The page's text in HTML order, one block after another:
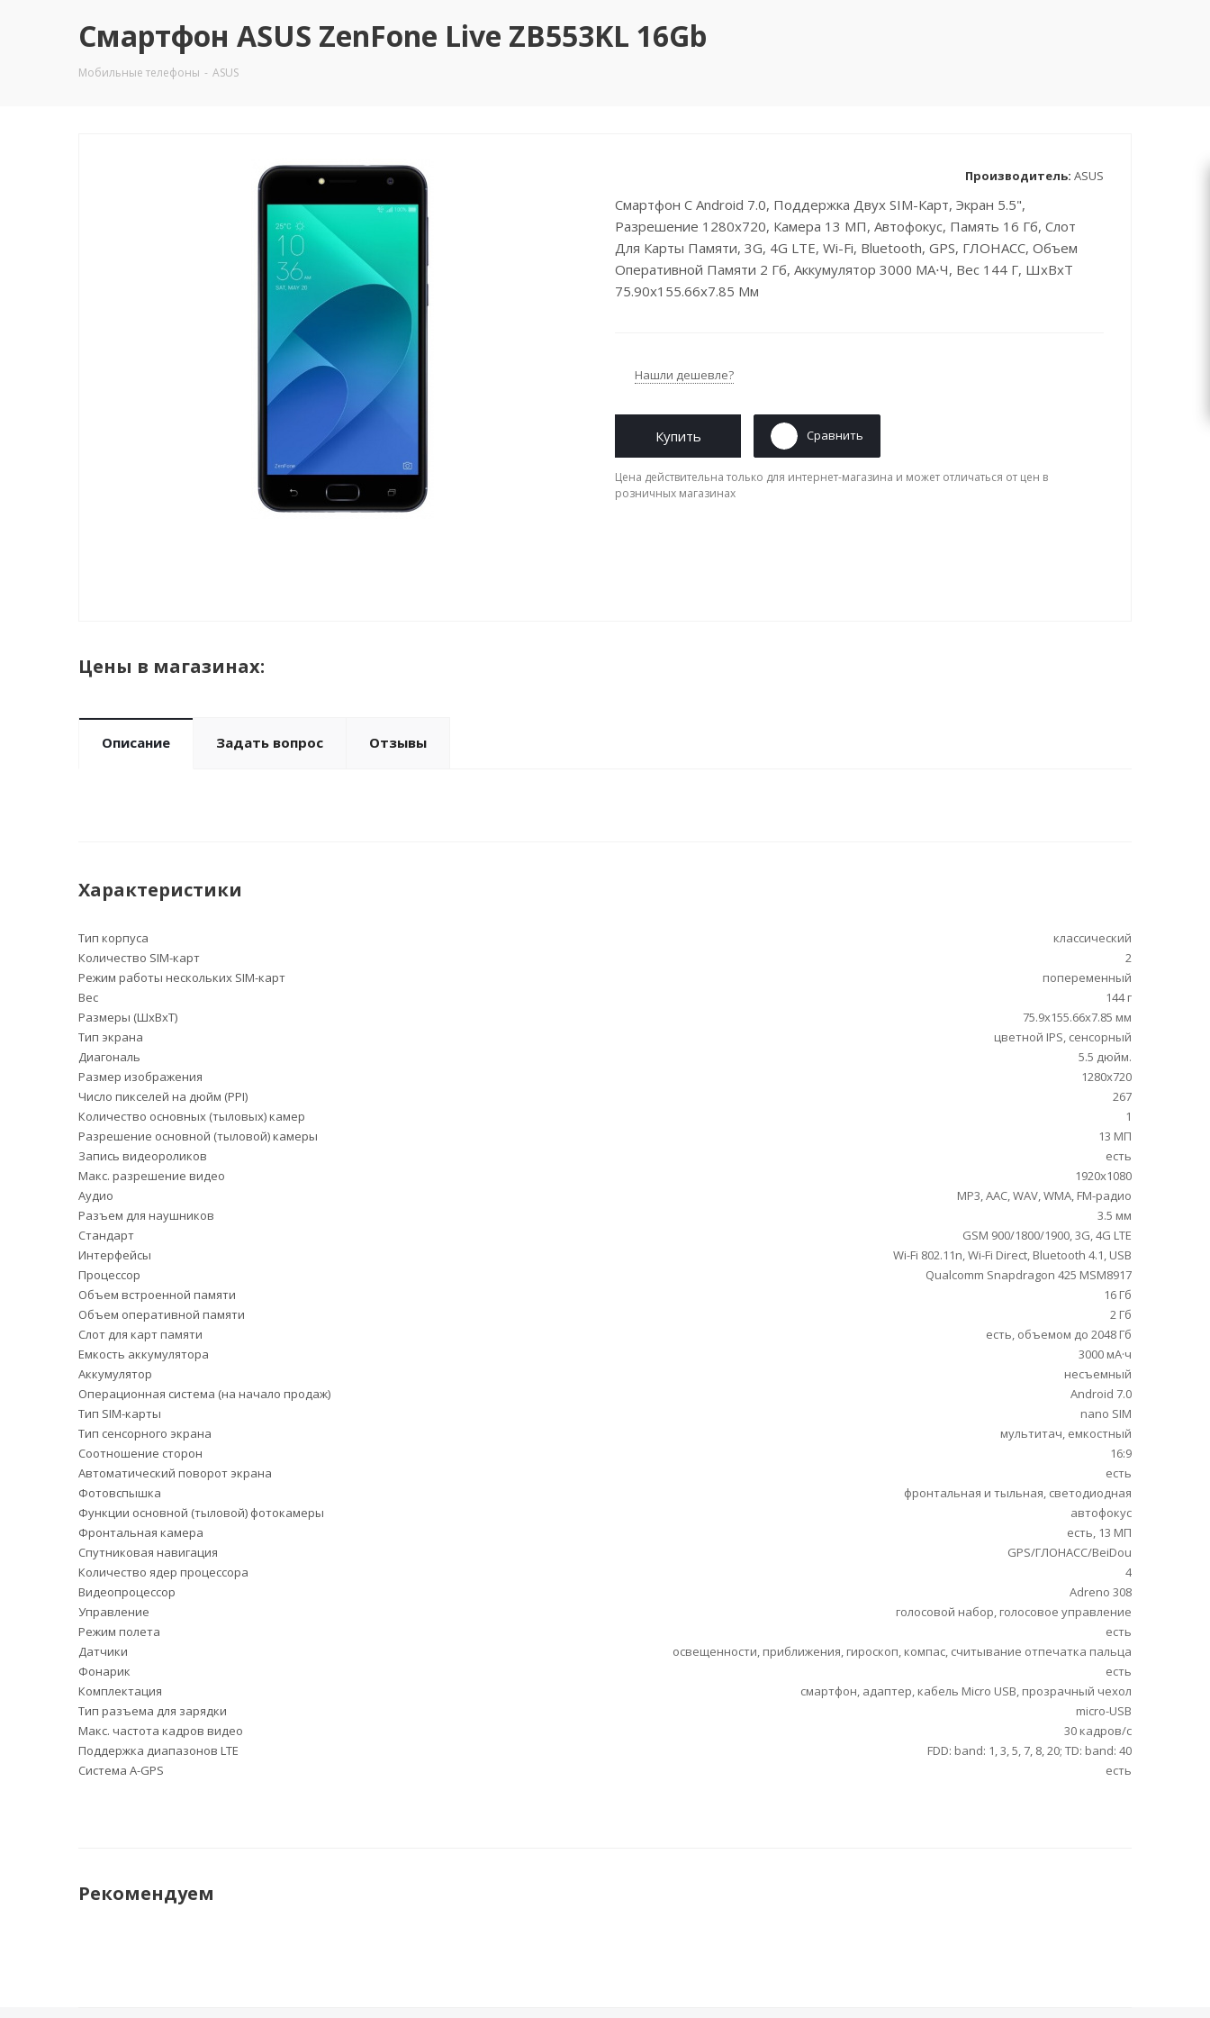
Смартфон ASUS ZenFone Live ZB553KL 16Gb
Мобильные телефоны - ASUS
Производитель: ASUS
Смартфон С Android 7.0, Поддержка Двух SIM-Карт, Экран 5.5",
Разрешение 1280x720, Камера 13 МП, Автофокус, Память 16 Гб, Слот
Для Карты Памяти, 3G, 4G LTE, Wi-Fi, Bluetooth, GPS, ГЛОНАСС, Объем
Оперативной Памяти 2 Гб, Аккумулятор 3000 МА⋅ч, Вес 144 Г, ШxВxТ
75.90x155.66x7.85 Мм
Нашли дешевле?
Купить Сравнить
Цена действительна только для интернет-магазина и может отличаться от цен в
розничных магазинах
Цены в магазинах:
Описание Задать вопрос Отзывы
Характеристики
Тип корпуса
классический
Количество SIM-карт
2
Режим работы нескольких SIM-карт
попеременный
Вес
144 г
Размеры (ШxВxТ)
75.9x155.66x7.85 мм
Тип экрана
цветной IPS, сенсорный
Диагональ
5.5 дюйм.
Размер изображения
1280x720
Число пикселей на дюйм (PPI)
267
Количество основных (тыловых) камер
1
Разрешение основной (тыловой) камеры
13 МП
Запись видеороликов
есть
Макс. разрешение видео
1920x1080
Аудио
MP3, AAC, WAV, WMA, FM-радио
Разъем для наушников
3.5 мм
Стандарт
GSM 900/1800/1900, 3G, 4G LTE
Интерфейсы
Wi-Fi 802.11n, Wi-Fi Direct, Bluetooth 4.1, USB
Процессор
Qualcomm Snapdragon 425 MSM8917
Объем встроенной памяти
16 Гб
Объем оперативной памяти
2 Гб
Слот для карт памяти
есть, объемом до 2048 Гб
Емкость аккумулятора
3000 мА·ч
Аккумулятор
несъемный
Операционная система (на начало продаж)
Android 7.0
Тип SIM-карты
nano SIM
Тип сенсорного экрана
мультитач, емкостный
Соотношение сторон
16:9
Автоматический поворот экрана
есть
Фотовспышка
фронтальная и тыльная, светодиодная
Функции основной (тыловой) фотокамеры
автофокус
Фронтальная камера
есть, 13 МП
Спутниковая навигация
GPS/ГЛОНАСС/BeiDou
Количество ядер процессора
4
Видеопроцессор
Adreno 308
Управление
голосовой набор, голосовое управление
Режим полета
есть
Датчики
освещенности, приближения, гироскоп, компас, считывание отпечатка пальца
Фонарик
есть
Комплектация
смартфон, адаптер, кабель Micro USB, прозрачный чехол
Тип разъема для зарядки
micro-USB
Макс. частота кадров видео
30 кадров/с
Поддержка диапазонов LTE
FDD: band: 1, 3, 5, 7, 8, 20; TD: band: 40
Cистема A-GPS
есть
Рекомендуем